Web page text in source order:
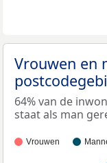
Vrouwen en
64% van de
staat als man
Vrouwen